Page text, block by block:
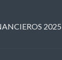
2025